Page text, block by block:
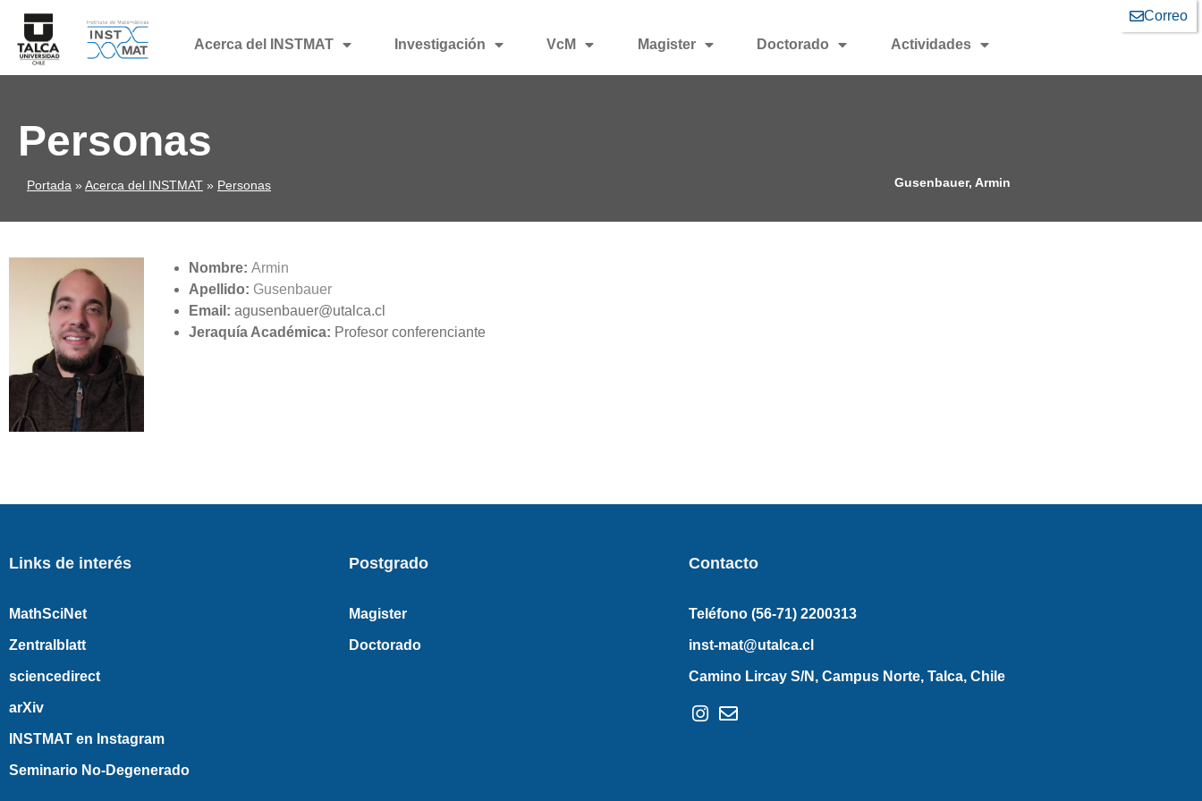
Correo
Acerca del INSTMAT
Investigación VcM Magister Doctorado Actividades
Personas
Portada » Acerca del INSTMAT » Personas Gusenbauer, Armin
Nombre: Armin
Apellido: Gusenbauer
Email: agusenbauer@utalca.cl
Jeraquía Académica: Profesor conferenciante
Links de interés
MathSciNet
Zentralblatt
sciencedirect
arXiv
INSTMAT en Instagram
Seminario No-Degenerado
Postgrado
Magister
Doctorado
Contacto
Teléfono (56-71) 2200313
inst-mat@utalca.cl
Camino Lircay S/N, Campus Norte, Talca, Chile